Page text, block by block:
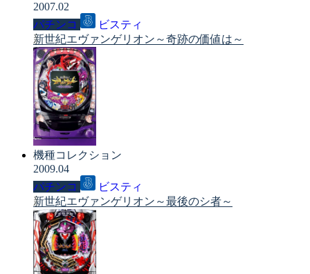
2007.02
パチンコ
ビスティ
新世紀エヴァンゲリオン～奇跡の価値は～
機種コレクション
2009.04
パチンコ
ビスティ
新世紀エヴァンゲリオン～最後のシ者～